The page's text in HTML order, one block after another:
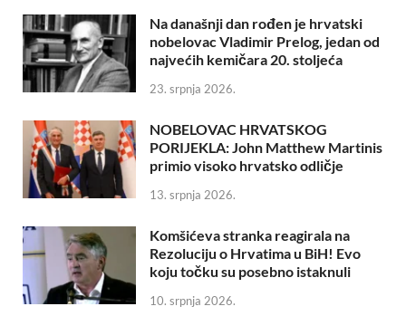
Na današnji dan rođen je hrvatski
nobelovac Vladimir Prelog, jedan od
najvećih kemičara 20. stoljeća
23. srpnja 2026.
NOBELOVAC HRVATSKOG
PORIJEKLA: John Matthew Martinis
primio visoko hrvatsko odličje
13. srpnja 2026.
Komšićeva stranka reagirala na
Rezoluciju o Hrvatima u BiH! Evo
koju točku su posebno istaknuli
10. srpnja 2026.